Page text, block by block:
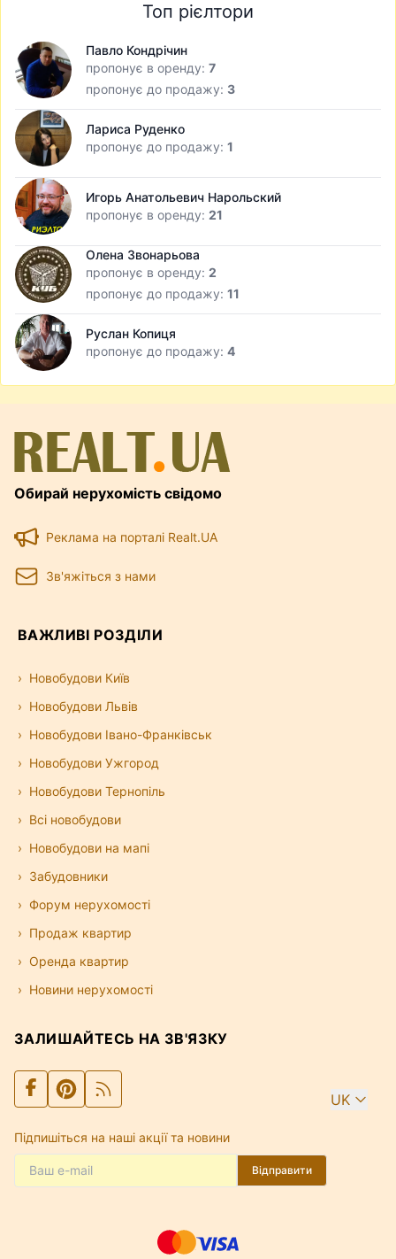
Топ рієлтори
Павло Кондрічин
пропонує в оренду: 7
пропонує до продажу: 3
Лариса Руденко
пропонує до продажу: 1
Игорь Анатольевич Нарольский
пропонує в оренду: 21
Олена Звонарьова
пропонує в оренду: 2
пропонує до продажу: 11
Руслан Копиця
пропонує до продажу: 4
Обирай нерухомість свідомо
Реклама на порталі Realt.UA
Зв'яжіться з нами
ВАЖЛИВІ РОЗДІЛИ
Новобудови Київ
Новобудови Львів
Новобудови Івано-Франківськ
Новобудови Ужгород
Новобудови Тернопіль
Всі новобудови
Новобудови на мапі
Забудовники
Форум нерухомості
Продаж квартир
Оренда квартир
Новини нерухомості
ЗАЛИШАЙТЕСЬ НА ЗВ'ЯЗКУ
UK
Підпишіться на наші акції та новини
Відправити